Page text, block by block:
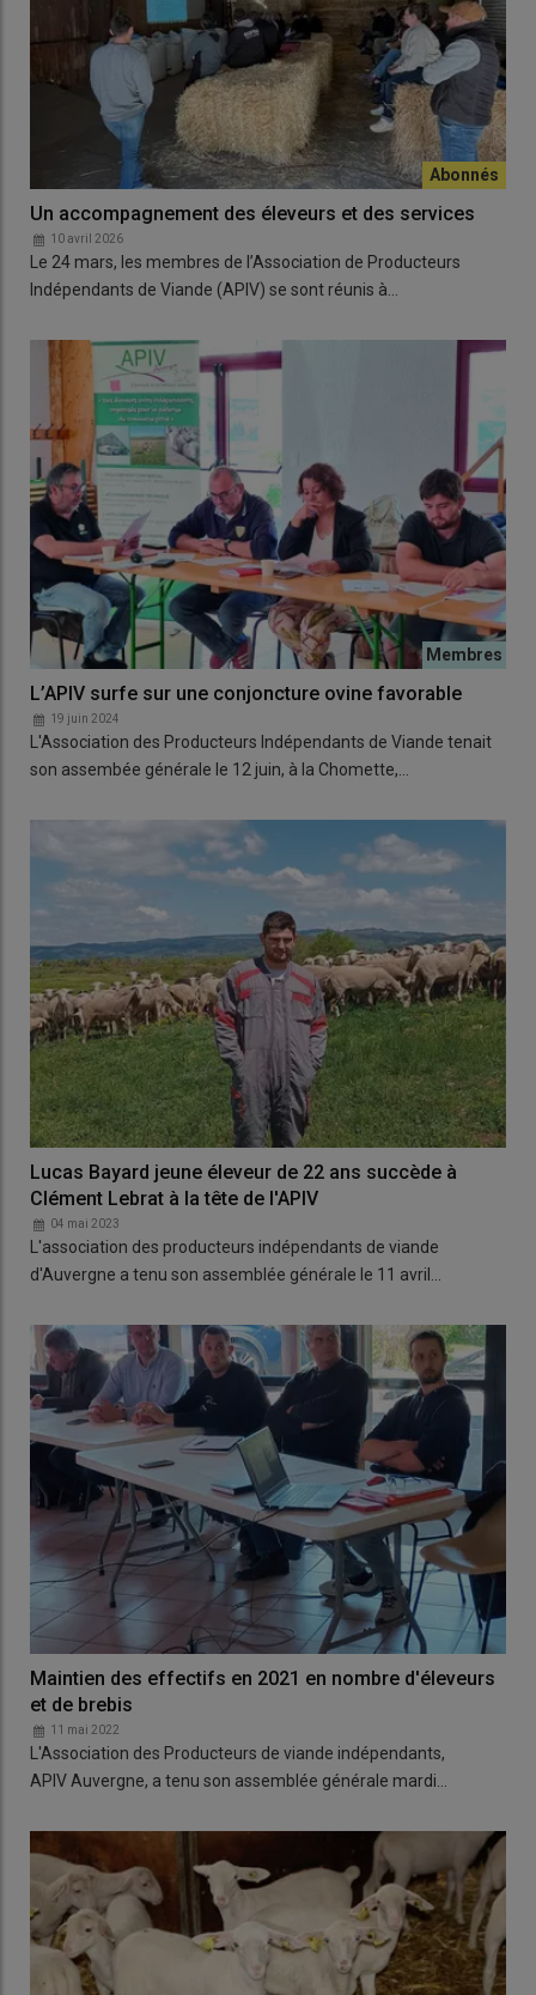
Un accompagnement des éleveurs et des services
10 avril 2026
Le 24 mars, les membres de l’Association de Producteurs
Indépendants de Viande (APIV) se sont réunis à…
L’APIV surfe sur une conjoncture ovine favorable
19 juin 2024
L'Association des Producteurs Indépendants de Viande tenait
son assembée générale le 12 juin, à la Chomette,…
Lucas Bayard jeune éleveur de 22 ans succède à
Clément Lebrat à la tête de l'APIV
04 mai 2023
L'association des producteurs indépendants de viande
d'Auvergne a tenu son assemblée générale le 11 avril…
Maintien des effectifs en 2021 en nombre d'éleveurs
et de brebis
11 mai 2022
L'Association des Producteurs de viande indépendants,
APIV Auvergne, a tenu son assemblée générale mardi…